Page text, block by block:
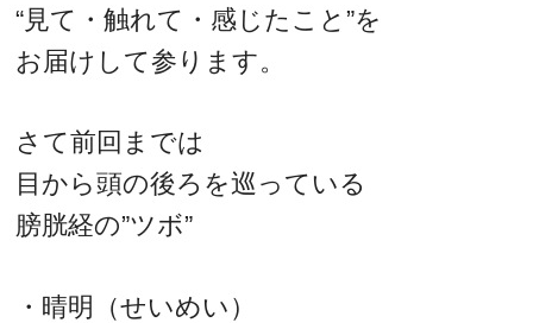
“見て・触れて・感じたこと”を
お届けして参ります。
さて前回までは
目から頭の後ろを巡っている
膀胱経の”ツボ”
・晴明（せいめい）